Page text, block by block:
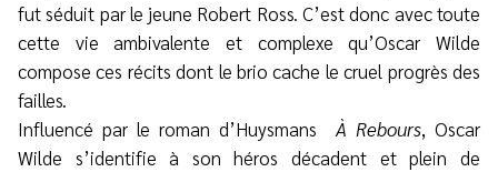
fut séduit par le jeune Robert Ross. C’est donc avec toute
cette vie ambivalente et complexe qu’Oscar Wilde
compose ces récits dont le brio cache le cruel progrès des
failles.
Influencé par le roman d’Huysmans À Rebours, Oscar
Wilde s’identifie à son héros décadent et plein de